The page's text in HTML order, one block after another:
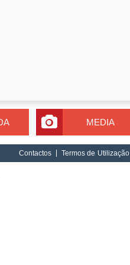
MEDIA
Contactos Termos de Utilização